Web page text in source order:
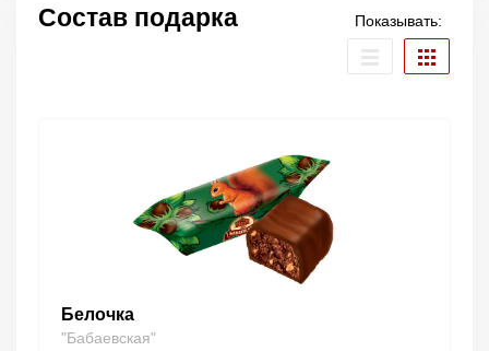
Состав подарка Показывать:
Белочка
"Бабаевская"